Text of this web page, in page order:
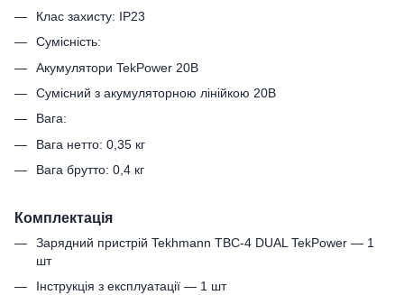
Клас захисту: IP23
Сумісність:
Акумулятори TekPower 20В
Сумісний з акумуляторною лінійкою 20В
Вага:
Вага нетто: 0,35 кг
Вага брутто: 0,4 кг
Комплектація
Зарядний пристрій Tekhmann TBC-4 DUAL TekPower — 1
шт
Інструкція з експлуатації — 1 шт